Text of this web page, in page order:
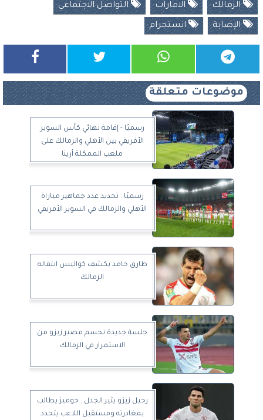
الزمالك الامارات التواصل الاجتماعي
الإصابة انستجرام
موضوعات متعلقة
رسميًا - إقامة نهائي كأس السوبر
الأفريقي بين الأهلي والزمالك على
ملعب الممكلة أرينا
رسميًا.. تحديد عدد جماهير مباراة
الأهلي والزمالك في السوبر الأفريقي
طارق حامد يكشف كواليس انتقاله
الزمالك
جلسة جديدة تحسم مصير زيزو من
الاستمرار في الزمالك
رحيل زيزو يثير الجدل.. جوميز يطالب
بمغادرته ومستقبل اللاعب يتحدد